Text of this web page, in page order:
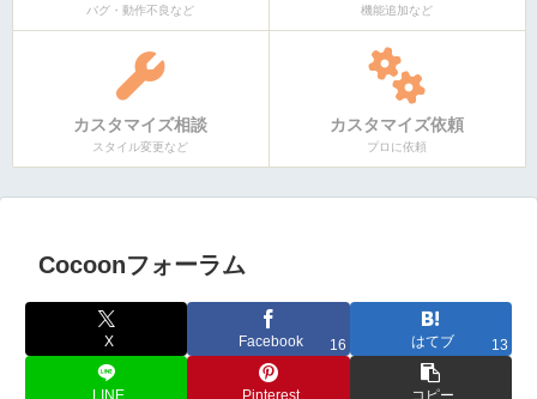
バグ・動作不良など 機能追加など
カスタマイズ相談
スタイル変更など
カスタマイズ依頼
プロに依頼
Cocoonフォーラム
X Facebook 16 はてブ 13